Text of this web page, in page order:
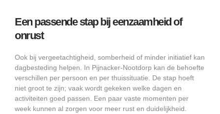
Een passende stap bij eenzaamheid of
onrust
Ook bij vergeetachtigheid, somberheid of minder initiatief kan
dagbesteding helpen. In Pijnacker-Nootdorp kan de behoefte
verschillen per persoon en per thuissituatie. De stap hoeft
niet groot te zijn; vaak wordt gekeken welke dagen en
activiteiten goed passen. Een paar vaste momenten per
week kunnen al zorgen voor meer rust en duidelijkheid.